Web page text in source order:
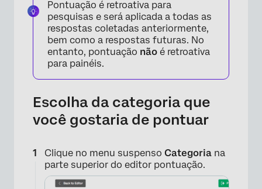
×
Pontuação é retroativa para
pesquisas e será aplicada a todas as
respostas coletadas anteriormente,
bem como a respostas futuras. No
entanto, pontuação não é retroativa
para painéis.
Escolha da categoria que
você gostaria de pontuar
Clique no menu suspenso Categoria na
parte superior do editor pontuação.